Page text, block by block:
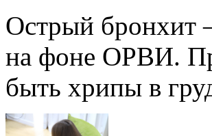
Острый бронхит
на фоне ОРВИ.
быть хрипы в